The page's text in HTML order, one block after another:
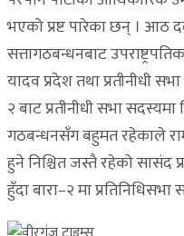
भएको प्रष्ट पारेका छन् । आठ
सत्तागठबन्धनबाट
यादव प्रदेश तथा प्रतीनीधी
२ बाट प्रतीनीधी सभा सदस्यमा
गठबन्धनसँग बहुमत रहेकाले
हुने निश्चित जस्तै रहेको सासंद
हुँदा बारा–२ मा